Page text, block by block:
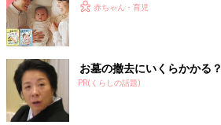
赤ちゃん・育児
お墓の撤去にいくらかかる
PR(くらしの話題)